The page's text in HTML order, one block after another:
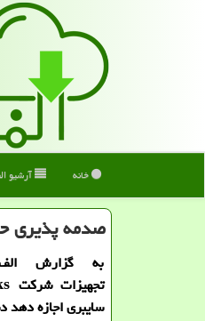
خانه آرشیو
صدمه پذیری
به گزارش
سایبری اجازه دهد